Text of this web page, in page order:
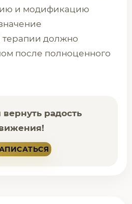
и модификацию
должно
после полноценного
радость